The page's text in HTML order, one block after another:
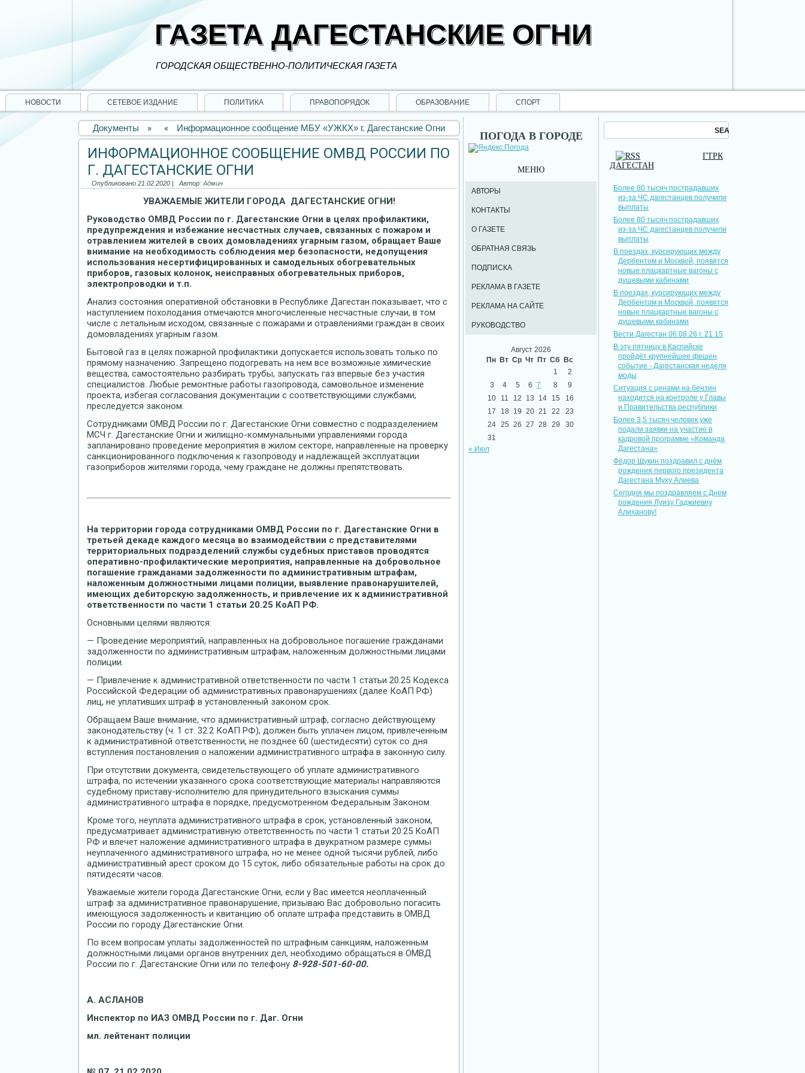
ГАЗЕТА ДАГЕСТАНСКИЕ ОГНИ
ГОРОДСКАЯ ОБЩЕСТВЕННО-ПОЛИТИЧЕСКАЯ ГАЗЕТА
НОВОСТИ СЕТЕВОЕ ИЗДАНИЕ ПОЛИТИКА ПРАВОПОРЯДОК ОБРАЗОВАНИЕ СПОРТ
Документы » « Информационное сообщение МБУ «УЖКХ» г. Дагестанские Огни
ИНФОРМАЦИОННОЕ СООБЩЕНИЕ ОМВД РОССИИ ПО
Г. ДАГЕСТАНСКИЕ ОГНИ
Опубликовано 21.02.2020 | Автор: Админ
УВАЖАЕМЫЕ ЖИТЕЛИ ГОРОДА ДАГЕСТАНСКИЕ ОГНИ!
Руководство ОМВД России по г. Дагестанские Огни в целях профилактики,
предупреждения и избежание несчастных случаев, связанных с пожаром и
отравлением жителей в своих домовладениях угарным газом, обращает Ваше
внимание на необходимость соблюдения мер безопасности, недопущения
использования несертифицированных и самодельных обогревательных
приборов, газовых колонок, неисправных обогревательных приборов,
электропроводки и т.п.
Анализ состояния оперативной обстановки в Республике Дагестан показывает, что с
наступлением похолодания отмечаются многочисленные несчастные случаи, в том
числе с летальным исходом, связанные с пожарами и отравлениями граждан в своих
домовладениях угарным газом.
Бытовой газ в целях пожарной профилактики допускается использовать только по
прямому назначению. Запрещено подогревать на нем все возможные химические
вещества, самостоятельно разбирать трубы, запускать газ впервые без участия
специалистов. Любые ремонтные работы газопровода, самовольное изменение
проекта, избегая согласования документации с соответствующими службами,
преследуется законом.
Сотрудниками ОМВД России по г. Дагестанские Огни совместно с подразделением
МСЧ г. Дагестанские Огни и жилищно-коммунальными управлениями города
запланировано проведение мероприятия в жилом секторе, направленные на проверку
санкционированного подключения к газопроводу и надлежащей эксплуатации
газоприборов жителями города, чему граждане не должны препятствовать.
На территории города сотрудниками ОМВД России по г. Дагестанские Огни в
третьей декаде каждого месяца во взаимодействии с представителями
территориальных подразделений службы судебных приставов проводятся
оперативно-профилактические мероприятия, направленные на добровольное
погашение гражданами задолженности по административным штрафам,
наложенным должностными лицами полиции, выявление правонарушителей,
имеющих дебиторскую задолженность, и привлечение их к административной
ответственности по части 1 статьи 20.25 КоАП РФ.
Основными целями являются:
— Проведение мероприятий, направленных на добровольное погашение гражданами
задолженности по административным штрафам, наложенным должностными лицами
полиции.
— Привлечение к административной ответственности по части 1 статьи 20.25 Кодекса
Российской Федерации об административных правонарушениях (далее КоАП РФ)
лиц, не уплативших штраф в установленный законом срок.
Обращаем Ваше внимание, что административный штраф, согласно действующему
законодательству (ч. 1 ст. 32.2 КоАП РФ), должен быть уплачен лицом, привлеченным
к административной ответственности, не позднее 60 (шестидесяти) суток со дня
вступления постановления о наложении административного штрафа в законную силу.
При отсутствии документа, свидетельствующего об уплате административного
штрафа, по истечении указанного срока соответствующие материалы направляются
судебному приставу-исполнителю для принудительного взыскания суммы
административного штрафа в порядке, предусмотренном Федеральным Законом.
Кроме того, неуплата административного штрафа в срок, установленный законом,
предусматривает административную ответственность по части 1 статьи 20.25 КоАП
РФ и влечет наложение административного штрафа в двукратном размере суммы
неуплаченного административного штрафа, но не менее одной тысячи рублей, либо
административный арест сроком до 15 суток, либо обязательные работы на срок до
пятидесяти часов.
Уважаемые жители города Дагестанские Огни, если у Вас имеется неоплаченный
штраф за административное правонарушение, призываю Вас добровольно погасить
имеющуюся задолженность и квитанцию об оплате штрафа представить в ОМВД
России по городу Дагестанские Огни.
По всем вопросам уплаты задолженностей по штрафным санкциям, наложенным
должностными лицами органов внутренних дел, необходимо обращаться в ОМВД
России по г. Дагестанские Огни или по телефону 8-928-501-60-00.
А. АСЛАНОВ
Инспектор по ИАЗ ОМВД России по г. Даг. Огни
мл. лейтенант полиции
ПОГОДА В ГОРОДЕ
МЕНЮ
АВТОРЫ
КОНТАКТЫ
О ГАЗЕТЕ
ОБРАТНАЯ СВЯЗЬ
ПОДПИСКА
РЕКЛАМА В ГАЗЕТЕ
РЕКЛАМА НА САЙТЕ
РУКОВОДСТВО
Август 2026
Пн Вт Ср Чт Пт Сб
Вс
1
2
3
4 5 6 7 8
9
10
11 12 13 14 15
16
17
18 19 20 21 22
23
24 25 26 27 28 29
30
31
« Июл
ГТРК
ДАГЕСТАН
Более 80 тысяч пострадавших
из-за ЧС дагестанцев получили
выплаты
Более 80 тысяч пострадавших
из-за ЧС дагестанцев получили
выплаты
В поездах, курсирующих между
Дербентом и Москвой, появятся
новые плацкартные вагоны с
душевыми кабинами
В поездах, курсирующих между
Дербентом и Москвой, появятся
новые плацкартные вагоны с
душевыми кабинами
Вести Дагестан 06.08.26 г. 21.15
В эту пятницу в Каспийске
пройдёт крупнейшее фешен
событие - Дагестанская неделя
моды
Ситуация с ценами на бензин
находится на контроле у Главы
и Правительства республики
Более 3,5 тысяч человек уже
подали заявки на участие в
кадровой программе «Команда
Дагестана»
Фёдор Щукин поздравил с днём
рождения первого президента
Дагестана Муху Алиева
Сегодня мы поздравляем с Днем
рождения Луизу Гаджиевну
Алиханову!